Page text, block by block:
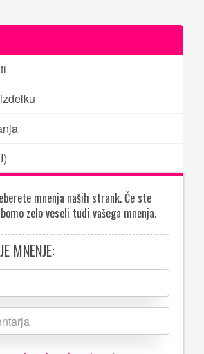
mnenja naših strank. Če ste
zelo veseli tudi vašega mnenja.
MNENJE: